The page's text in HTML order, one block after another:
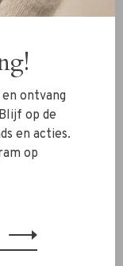
MadOre
Pump suede zwart
€189,00
ontvang
op de
en acties.
op